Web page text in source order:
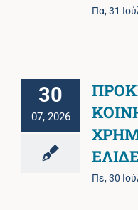
Πα, 31
30
07, 2026
Πε, 30